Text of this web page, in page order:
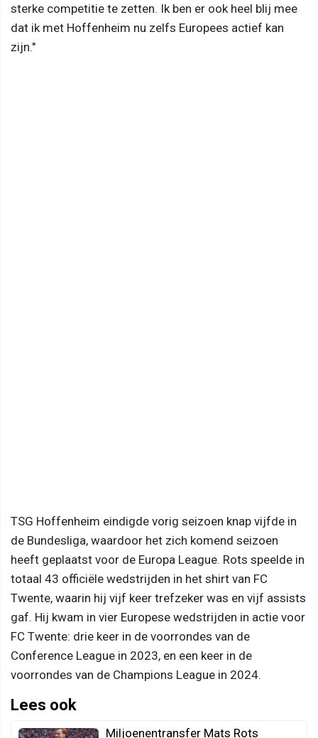
sterke competitie te zetten. Ik ben er ook heel blij mee
dat ik met Hoffenheim nu zelfs Europees actief kan
zijn."
TSG Hoffenheim eindigde vorig seizoen knap vijfde in
de Bundesliga, waardoor het zich komend seizoen
heeft geplaatst voor de Europa League. Rots speelde in
totaal 43 officiële wedstrijden in het shirt van FC
Twente, waarin hij vijf keer trefzeker was en vijf assists
gaf. Hij kwam in vier Europese wedstrijden in actie voor
FC Twente: drie keer in de voorrondes van de
Conference League in 2023, en een keer in de
voorrondes van de Champions League in 2024.
Lees ook
Miljoenentransfer Mats Rots